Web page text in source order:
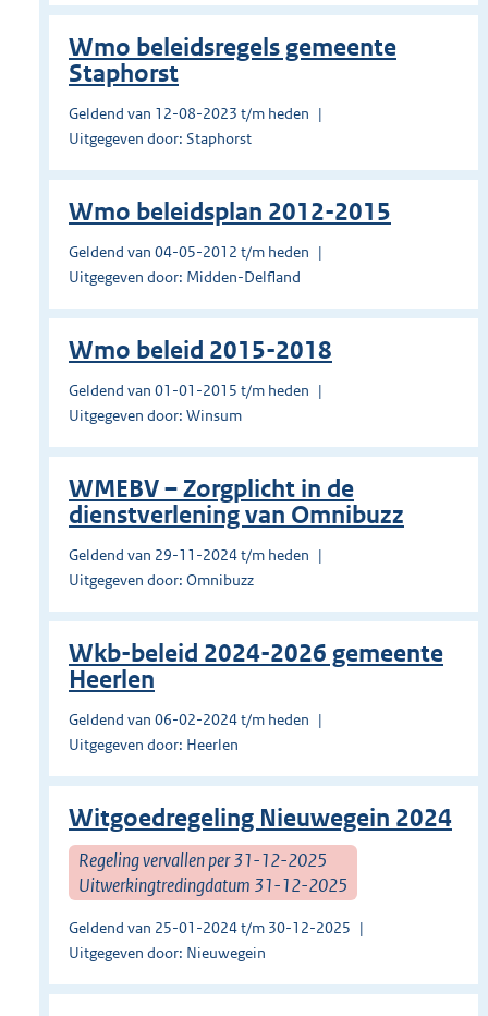
Wmo beleidsregels gemeente
Staphorst
Geldend van 12-08-2023 t/m heden
Uitgegeven door: Staphorst
Wmo beleidsplan 2012-2015
Geldend van 04-05-2012 t/m heden
Uitgegeven door: Midden-Delfland
Wmo beleid 2015-2018
Geldend van 01-01-2015 t/m heden
Uitgegeven door: Winsum
WMEBV – Zorgplicht in de
dienstverlening van Omnibuzz
Geldend van 29-11-2024 t/m heden
Uitgegeven door: Omnibuzz
Wkb-beleid 2024-2026 gemeente
Heerlen
Geldend van 06-02-2024 t/m heden
Uitgegeven door: Heerlen
Witgoedregeling Nieuwegein 2024
Regeling vervallen per 31-12-2025
Uitwerkingtredingdatum 31-12-2025
Geldend van 25-01-2024 t/m 30-12-2025
Uitgegeven door: Nieuwegein